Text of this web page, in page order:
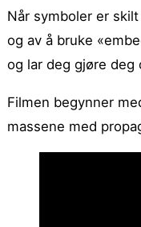
Når symboler er
og av å bruke
og lar deg gjøre deg
Filmen begynner
massene med